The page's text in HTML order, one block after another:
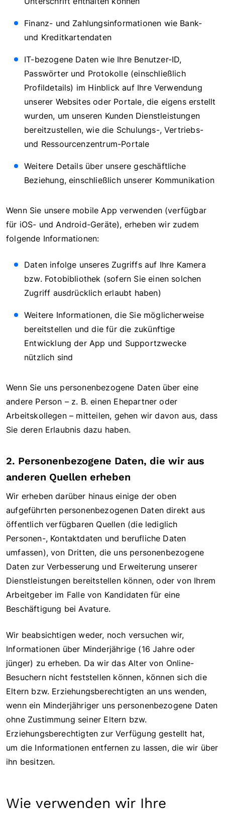
Finanz- und Zahlungsinformationen wie Bank-
und Kreditkartendaten
IT-bezogene Daten wie Ihre Benutzer-ID,
Passwörter und Protokolle (einschließlich
Profildetails) im Hinblick auf Ihre Verwendung
unserer Websites oder Portale, die eigens erstellt
wurden, um unseren Kunden Dienstleistungen
bereitzustellen, wie die Schulungs-, Vertriebs-
und Ressourcenzentrum-Portale
Weitere Details über unsere geschäftliche
Beziehung, einschließlich unserer Kommunikation
Wenn Sie unsere mobile App verwenden (verfügbar
für iOS- und Android-Geräte), erheben wir zudem
folgende Informationen:
Daten infolge unseres Zugriffs auf Ihre Kamera
bzw. Fotobibliothek (sofern Sie einen solchen
Zugriff ausdrücklich erlaubt haben)
Weitere Informationen, die Sie möglicherweise
bereitstellen und die für die zukünftige
Entwicklung der App und Supportzwecke
nützlich sind
Wenn Sie uns personenbezogene Daten über eine
andere Person – z. B. einen Ehepartner oder
Arbeitskollegen – mitteilen, gehen wir davon aus, dass
Sie deren Erlaubnis dazu haben.
2. Personenbezogene Daten, die wir aus
anderen Quellen erheben
Wir erheben darüber hinaus einige der oben
aufgeführten personenbezogenen Daten direkt aus
öffentlich verfügbaren Quellen (die lediglich
Personen-, Kontaktdaten und berufliche Daten
umfassen), von Dritten, die uns personenbezogene
Daten zur Verbesserung und Erweiterung unserer
Dienstleistungen bereitstellen können, oder von Ihrem
Arbeitgeber im Falle von Kandidaten für eine
Beschäftigung bei Avature.
Wir beabsichtigen weder, noch versuchen wir,
Informationen über Minderjährige (16 Jahre oder
jünger) zu erheben. Da wir das Alter von Online-
Besuchern nicht feststellen können, können sich die
Eltern bzw. Erziehungsberechtigten an uns wenden,
wenn ein Minderjähriger uns personenbezogene Daten
ohne Zustimmung seiner Eltern bzw.
Erziehungsberechtigten zur Verfügung gestellt hat,
um die Informationen entfernen zu lassen, die wir über
ihn besitzen.
Wie verwenden wir Ihre